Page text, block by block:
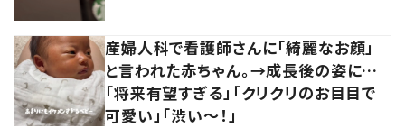
産婦人科で看護師さんに「綺麗なお顔」
と言われた赤ちゃん。→成長後の姿に…
「将来有望すぎる」「クリクリのお目目で
可愛い」「渋い～！」